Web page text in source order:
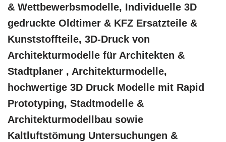
& Wettbewerbsmodelle, Individuelle 3D
gedruckte Oldtimer & KFZ Ersatzteile &
Kunststoffteile, 3D-Druck von
Architekturmodelle für Architekten &
Stadtplaner , Architekturmodelle,
hochwertige 3D Druck Modelle mit Rapid
Prototyping, Stadtmodelle &
Architekturmodellbau sowie
Kaltluftstömung Untersuchungen &